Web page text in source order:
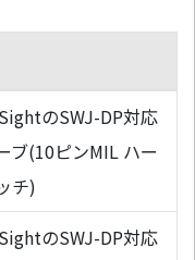
のSWJ-DP対応
ブ(10ピンMIL ハー
チ)
のSWJ-DP対応